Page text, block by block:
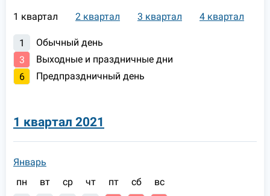
1 квартал
2 квартал 3 квартал 4 квартал
1
Обычный день
3
Выходные и праздничные дни
6
Предпраздничный день
1 квартал 2021
Январь
пн
вт ср чт пт сб
вс